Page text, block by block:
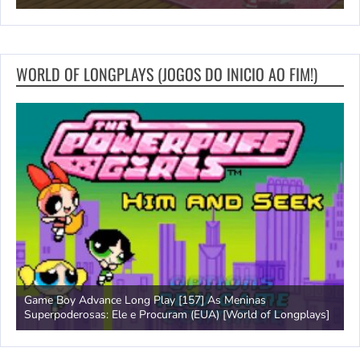
WORLD OF LONGPLAYS (JOGOS DO INICIO AO FIM!)
Amiga 500 Longplay [597] Segundo Samurai [World of
Longplays]